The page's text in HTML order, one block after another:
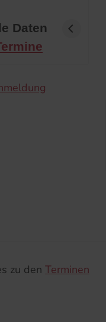
Daten
zu den Terminen